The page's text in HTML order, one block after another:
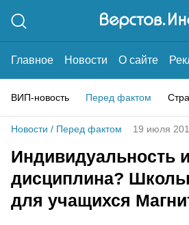
Главное Новости О сайте
ВИП-новость Перед фактом
Новости / Перед фактом 19 июля
Индивидуальность
дисциплина?
для учащихся